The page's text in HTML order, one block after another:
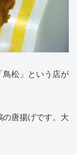
鳥松」という店が
唐揚げです。大